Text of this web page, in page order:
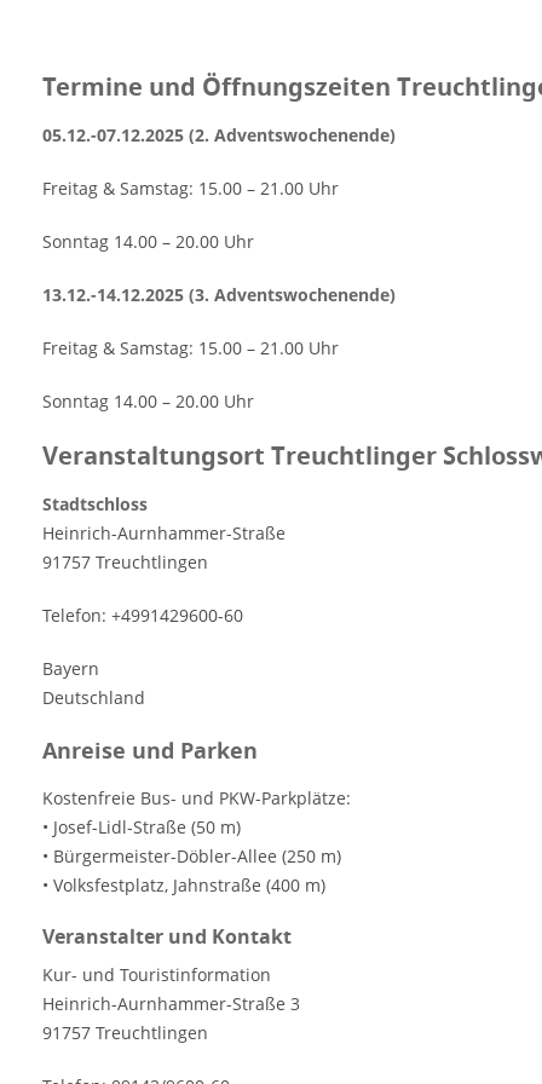
Termine und Öffnungszeiten
05.12.-07.12.2025 (2. Adventswochenende)
Freitag & Samstag: 15.00 – 21.00 Uhr
Sonntag 14.00 – 20.00 Uhr
13.12.-14.12.2025 (3. Adventswochenende)
Freitag & Samstag: 15.00 – 21.00 Uhr
Sonntag 14.00 – 20.00 Uhr
Veranstaltungsort Treuchtlinger
Stadtschloss
Heinrich-Aurnhammer-Straße
91757 Treuchtlingen
Telefon: +4991429600-60
Bayern
Deutschland
Anreise und Parken
Kostenfreie Bus- und PKW-Parkplätze:
• Josef-Lidl-Straße (50 m)
• Bürgermeister-Döbler-Allee (250 m)
• Volksfestplatz, Jahnstraße (400 m)
Veranstalter und Kontakt
Kur- und Touristinformation
Heinrich-Aurnhammer-Straße 3
91757 Treuchtlingen